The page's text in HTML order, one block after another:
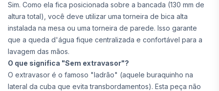
Sim. Como ela fica posicionada sobre a bancada (130 mm de
altura total), você deve utilizar uma torneira de bica alta
instalada na mesa ou uma torneira de parede. Isso garante
que a queda d'água fique centralizada e confortável para a
lavagem das mãos.
O que significa "Sem extravasor"?
O extravasor é o famoso "ladrão" (aquele buraquinho na
lateral da cuba que evita transbordamentos). Esta peça não